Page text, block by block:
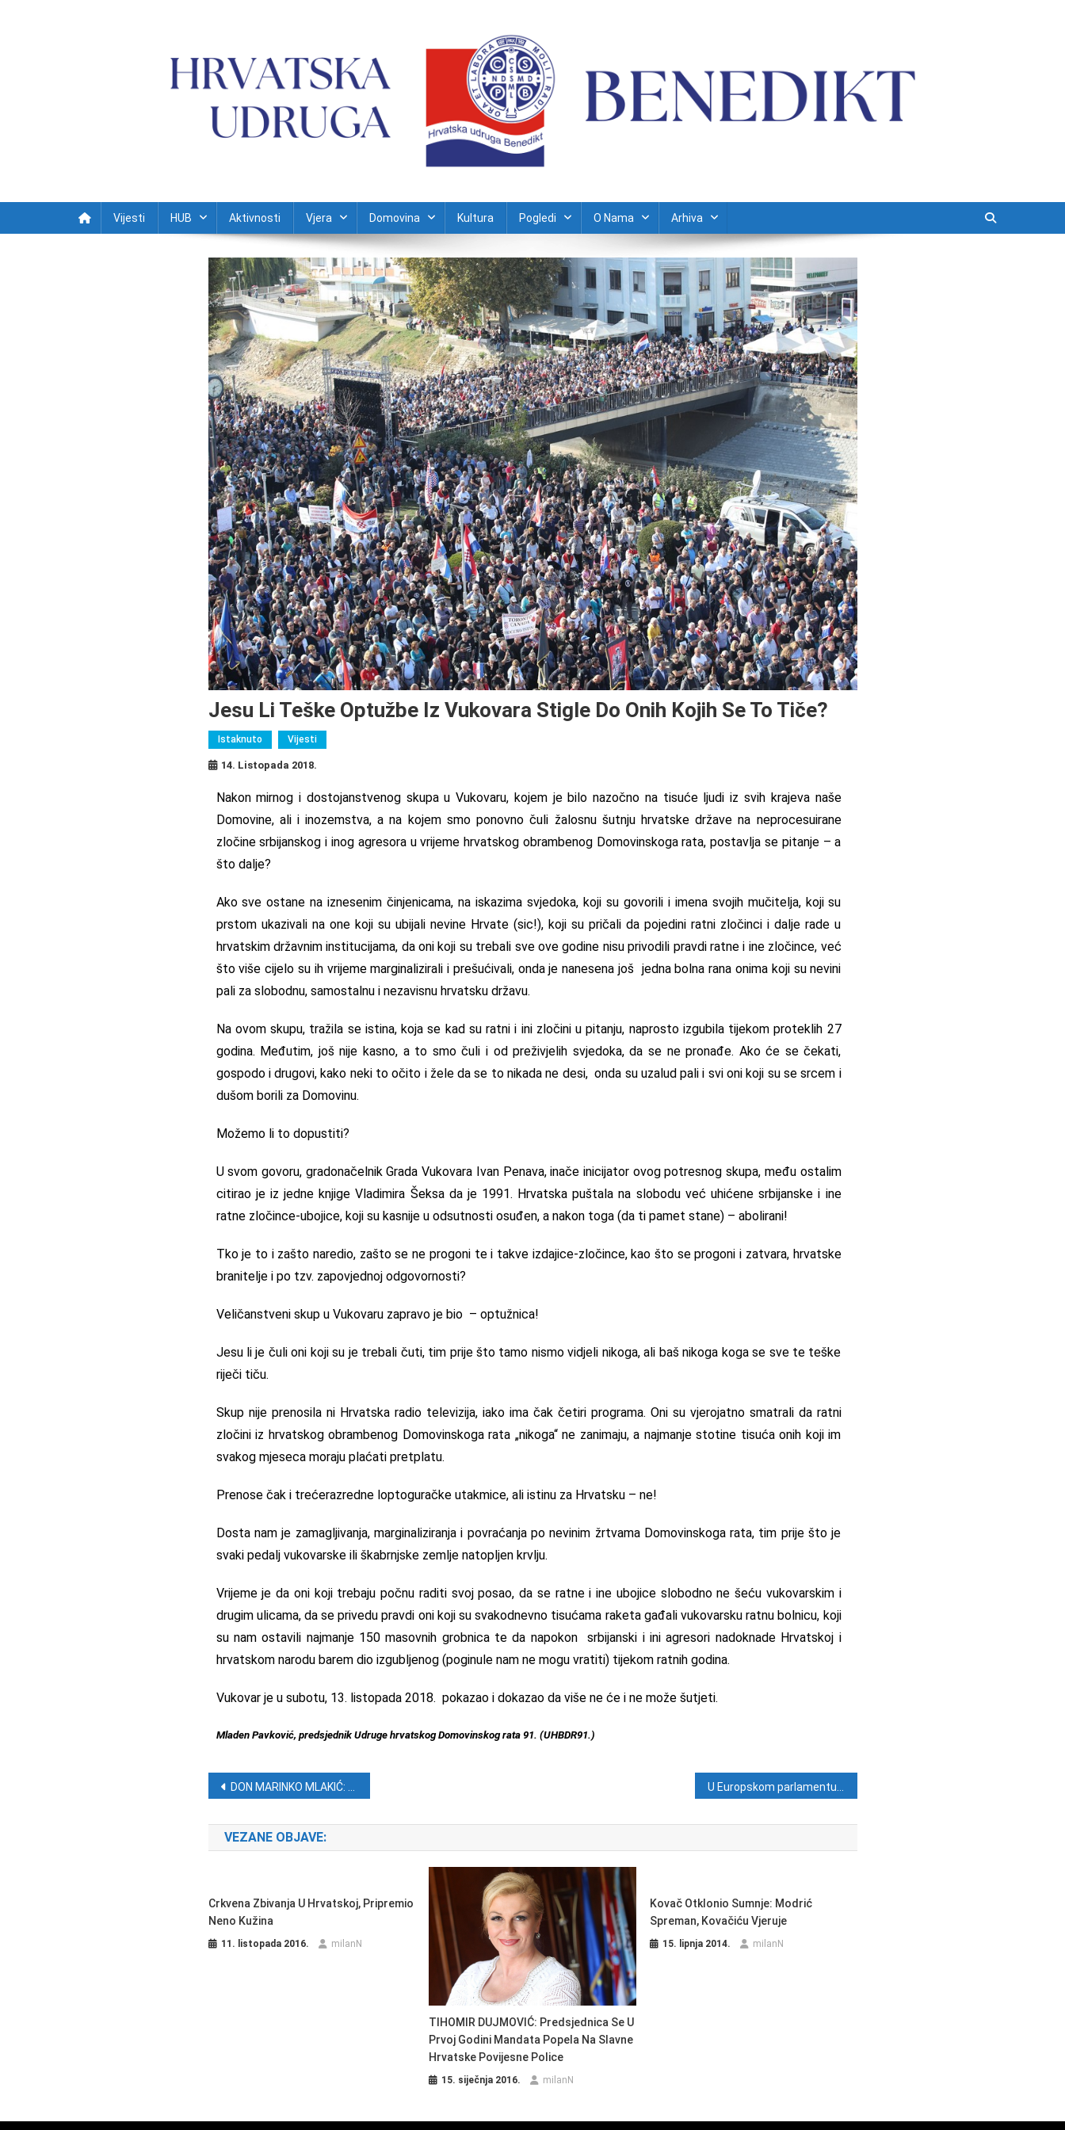
Vijesti HUB Aktivnosti Vjera Domovina Kultura Pogledi O Nama Arhiva
Jesu Li Teške Optužbe Iz Vukovara Stigle Do Onih Kojih Se To Tiče?
Istaknuto Vijesti
14. Listopada 2018.
Nakon mirnog i dostojanstvenog skupa u Vukovaru, kojem je bilo nazočno na tisuće ljudi iz svih krajeva naše
Domovine, ali i inozemstva, a na kojem smo ponovno čuli žalosnu šutnju hrvatske države na neprocesuirane
zločine srbijanskog i inog agresora u vrijeme hrvatskog obrambenog Domovinskoga rata, postavlja se pitanje – a
što dalje?
Ako sve ostane na iznesenim činjenicama, na iskazima svjedoka, koji su govorili i imena svojih mučitelja, koji su
prstom ukazivali na one koji su ubijali nevine Hrvate (sic!), koji su pričali da pojedini ratni zločinci i dalje rade u
hrvatskim državnim institucijama, da oni koji su trebali sve ove godine nisu privodili pravdi ratne i ine zločince, već
što više cijelo su ih vrijeme marginalizirali i prešućivali, onda je nanesena još jedna bolna rana onima koji su nevini
pali za slobodnu, samostalnu i nezavisnu hrvatsku državu.
Na ovom skupu, tražila se istina, koja se kad su ratni i ini zločini u pitanju, naprosto izgubila tijekom proteklih 27
godina. Međutim, još nije kasno, a to smo čuli i od preživjelih svjedoka, da se ne pronađe. Ako će se čekati,
gospodo i drugovi, kako neki to očito i žele da se to nikada ne desi, onda su uzalud pali i svi oni koji su se srcem i
dušom borili za Domovinu.
Možemo li to dopustiti?
U svom govoru, gradonačelnik Grada Vukovara Ivan Penava, inače inicijator ovog potresnog skupa, među ostalim
citirao je iz jedne knjige Vladimira Šeksa da je 1991. Hrvatska puštala na slobodu već uhićene srbijanske i ine
ratne zločince-ubojice, koji su kasnije u odsutnosti osuđen, a nakon toga (da ti pamet stane) – abolirani!
Tko je to i zašto naredio, zašto se ne progoni te i takve izdajice-zločince, kao što se progoni i zatvara, hrvatske
branitelje i po tzv. zapovjednoj odgovornosti?
Veličanstveni skup u Vukovaru zapravo je bio – optužnica!
Jesu li je čuli oni koji su je trebali čuti, tim prije što tamo nismo vidjeli nikoga, ali baš nikoga koga se sve te teške
riječi tiču.
Skup nije prenosila ni Hrvatska radio televizija, iako ima čak četiri programa. Oni su vjerojatno smatrali da ratni
zločini iz hrvatskog obrambenog Domovinskoga rata „nikoga“ ne zanimaju, a najmanje stotine tisuća onih koji im
svakog mjeseca moraju plaćati pretplatu.
Prenose čak i trećerazredne loptoguračke utakmice, ali istinu za Hrvatsku – ne!
Dosta nam je zamagljivanja, marginaliziranja i povraćanja po nevinim žrtvama Domovinskoga rata, tim prije što je
svaki pedalj vukovarske ili škabrnjske zemlje natopljen krvlju.
Vrijeme je da oni koji trebaju počnu raditi svoj posao, da se ratne i ine ubojice slobodno ne šeću vukovarskim i
drugim ulicama, da se privedu pravdi oni koji su svakodnevno tisućama raketa gađali vukovarsku ratnu bolnicu, koji
su nam ostavili najmanje 150 masovnih grobnica te da napokon srbijanski i ini agresori nadoknade Hrvatskoj i
hrvatskom narodu barem dio izgubljenog (poginule nam ne mogu vratiti) tijekom ratnih godina.
Vukovar je u subotu, 13. listopada 2018. pokazao i dokazao da više ne će i ne može šutjeti.
Mladen Pavković, predsjednik Udruge hrvatskog Domovinskog rata 91. (UHBDR91.)
Navigacija objava
DON MARINKO MLAKIĆ: U Bogu bogat
VEZANE OBJAVE:
Crkvena Zbivanja U Hrvatskoj, Pripremio
Neno Kužina
11. listopada 2016. milanN
TIHOMIR DUJMOVIĆ: Predsjednica Se U
Prvoj Godini Mandata Popela Na Slavne
Hrvatske Povijesne Police
15. siječnja 2016. milanN
Kovač Otklonio Sumnje: Modrić
Spreman, Kovačiću Vjeruje
15. lipnja 2014. milanN